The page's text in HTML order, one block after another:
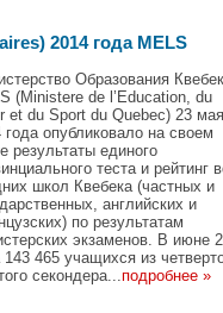
2014 года MELS
Образования
(Ministere de l’Education, du
et du Sport du Quebec) 23 мая
года опубликовало на своeм
результаты единого
теста и рейтинг
школ Квебека (частных и
английских и
по результатам
экзаменов. В июне
143 465 учащихся из
секондера... подробнее »